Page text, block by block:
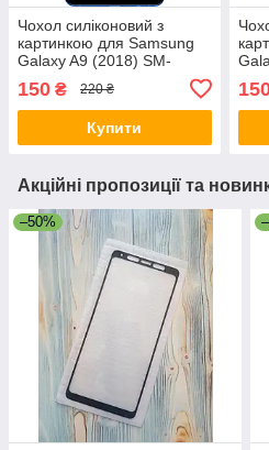
Чохол силіконовий з
картинкою для Samsung
Galaxy A9 (2018) SM-
150 ₴ 220 ₴
Купити
Акційні пропозиції та
–50%